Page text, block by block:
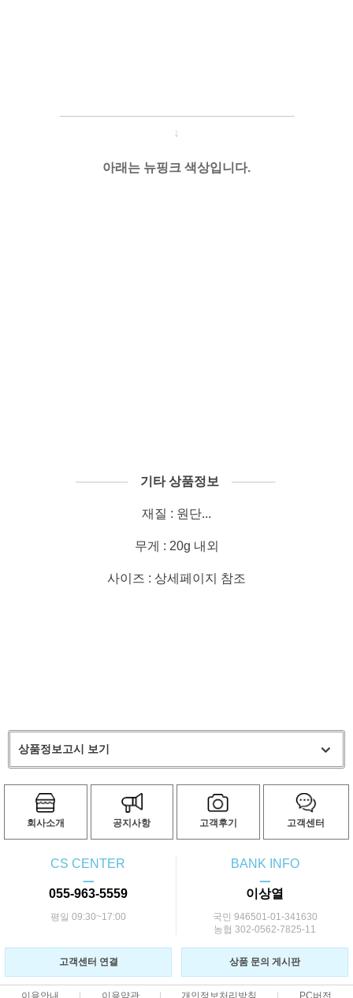
───────────────────────────
↓
아래는 뉴핑크 색상입니다.
────── 기타 상품정보 ─────
재질 : 원단...
무게 : 20g 내외
사이즈 : 상세페이지 참조
상품정보고시 보기
회사소개 공지사항 고객후기 고객센터
CS CENTER
ㅡ
055-963-5559
평일 09:30~17:00
BANK INFO
ㅡ
이상열
국민 946501-01-341630
농협 302-0562-7825-11
고객센터 연결 상품 문의 게시판
이용안내 이용약관 개인정보처리방침 PC버전